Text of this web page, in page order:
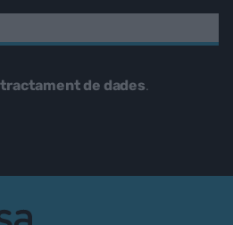
tractament de dades.